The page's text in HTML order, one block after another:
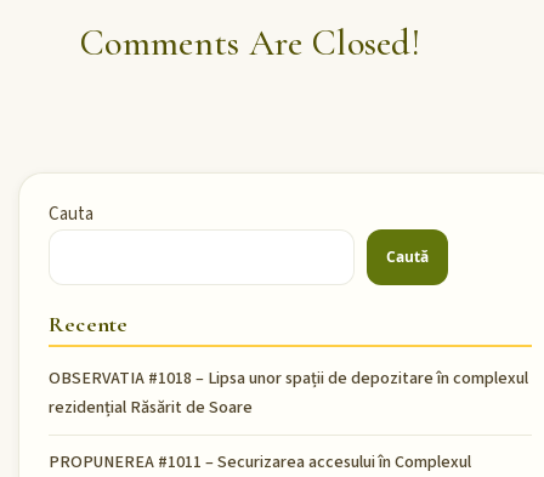
Comments Are Closed!
Cauta
Caută
Recente
OBSERVATIA #1018 – Lipsa unor spații de depozitare în complexul
rezidențial Răsărit de Soare
PROPUNEREA #1011 – Securizarea accesului în Complexul